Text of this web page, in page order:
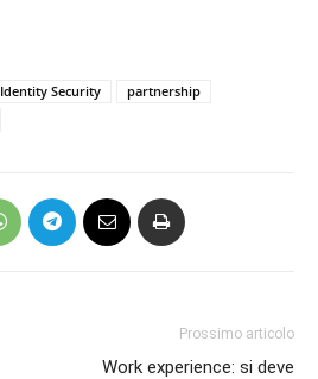
Identity Security
partnership
Prossimo articolo
Work experience: si deve